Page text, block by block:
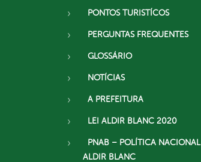
PONTOS TURISTÍCOS
PERGUNTAS FREQUENTES
GLOSSÁRIO
NOTÍCIAS
A PREFEITURA
LEI ALDIR BLANC 2020
PNAB – POLÍTICA NACIONAL
ALDIR BLANC